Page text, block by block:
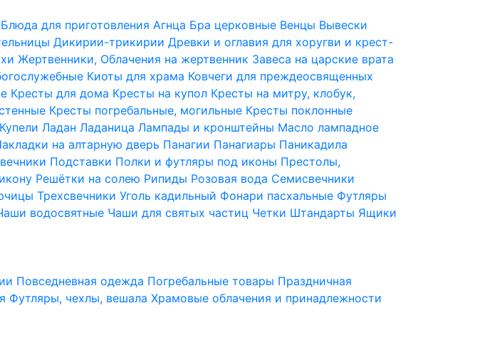
Блюда для приготовления Агнца Бра церковные Венцы Вывески
Дикирии-трикирииДревки и оглавия для хоругви и крест-
Жертвенники, Облачения на жертвенник Завеса на царские врата
Киоты для храма Ковчеги для преждеосвященных
Кресты для дома Кресты на купол Кресты на митру, клобук,
Кресты погребальные, могильные Кресты поклонные
КупелиЛаданЛаданицаЛампады и кронштейны Масло лампадное
на алтарную дверь Панагии Панагиары Паникадила
Подставки Полки и футляры под иконы Престолы,
Решётки на солею Рипиды Розовая вода Семисвечники
ТрехсвечникиУголь кадильный Фонари пасхальные Футляры
водосвятные Чаши для святых частиц Четки Штандарты Ящики
Повседневная одежда Погребальные товары Праздничная
Футляры, чехлы, вешалаХрамовые облачения и принадлежности